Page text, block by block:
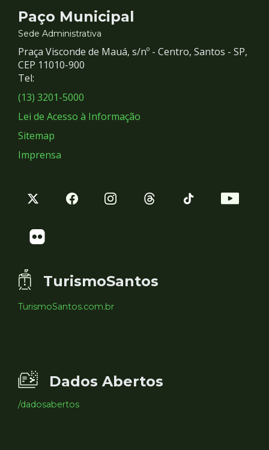
Contato
e
Redes
Sociais
Paço Municipal
Sede Administrativa
Praça Visconde de Mauá, s/nº - Centro, Santos - SP,
CEP 11010-900
Tel:
(13) 3201-5000
Lei de Acesso à Informação
Sitemap
Imprensa
TurismoSantos
TurismoSantos.com.br
Dados Abertos
/dadosabertos